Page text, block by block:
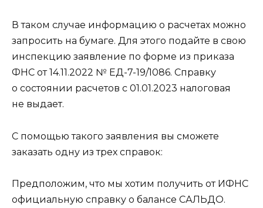
В таком случае информацию о расчетах можно
запросить на бумаге. Для этого подайте в свою
инспекцию заявление по форме из приказа
ФНС от 14.11.2022 № ЕД-7-19/1086. Справку
о состоянии расчетов с 01.01.2023 налоговая
не выдает.
С помощью такого заявления вы сможете
заказать одну из трех справок:
Предположим, что мы хотим получить от ИФНС
официальную справку о балансе САЛЬДО.